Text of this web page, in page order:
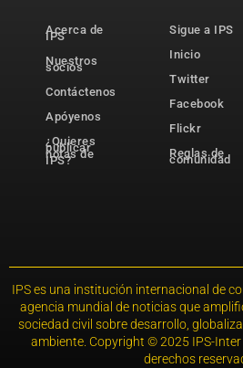
Acerca de
IPS
Nuestros
socios
Contáctenos
Apóyenos
¿Quieres
publicar
notas de
IPS?
Sigue a IPS
Inicio
Twitter
Facebook
Flickr
Reglas de
comunidad
IPS es una institución internacional de
agencia mundial de noticias que
sociedad civil sobre desarrollo,
ambiente. Copyright © 2025 IPS-Inter
derechos